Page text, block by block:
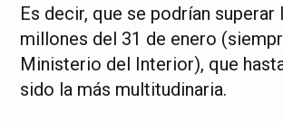
Es decir, que se podrían superar
millones del 31 de enero
Ministerio del Interior), que
sido la más multitudinaria.